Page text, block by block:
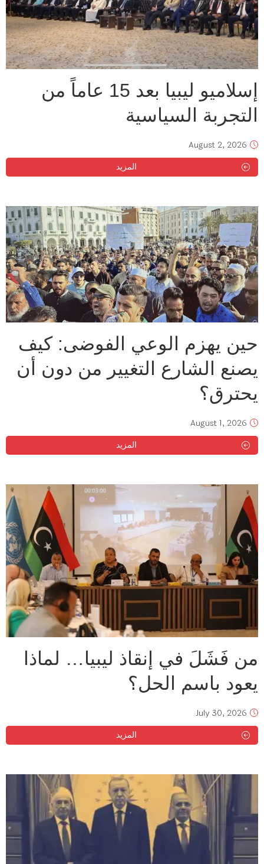
إسلاميو ليبيا بعد 15 عاماً من
التجربة السياسية
August 2, 2026
المزيد
حين يهزم الوعي الفوضى: كيف
يصنع الشارع التغيير من دون أن
يحترق؟
August 1, 2026
المزيد
من فَشَلَ في إنقاذ ليبيا… لماذا
يعود باسم الحل؟
July 30, 2026
المزيد